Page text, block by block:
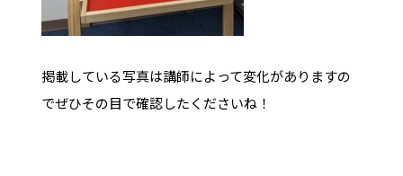
掲載している写真は講師によって変化がありますの
でぜひその目で確認したくださいね！